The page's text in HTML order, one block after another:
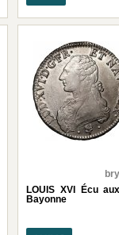
LOUIS XVI Écu
Bayonne